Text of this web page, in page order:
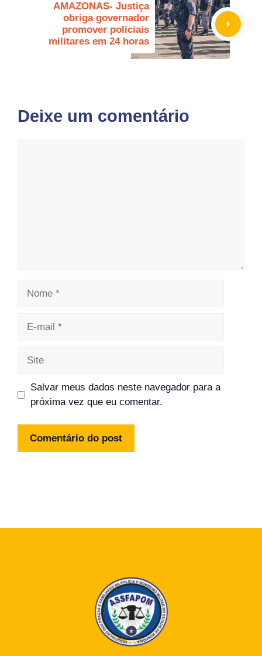
AMAZONAS- Justiça
obriga governador
promover policiais
militares em 24 horas
Deixe um comentário
Salvar meus dados neste navegador para a
próxima vez que eu comentar.